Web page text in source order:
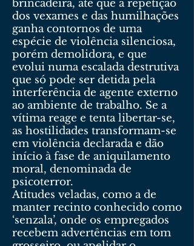
brincadeira, até que a repetição
dos vexames e das humilhações
ganha contornos de uma
espécie de violência silenciosa,
porém demolidora, e que
evolui numa escalada destrutiva
que só pode ser detida pela
interferência de agente externo
ao ambiente de trabalho. Se a
vítima reage e tenta libertar-se,
as hostilidades transformam-se
em violência declarada e dão
início à fase de aniquilamento
moral, denominada de
psicoterror.
Atitudes veladas, como a de
manter recinto conhecido como
‘senzala’, onde os empregados
recebem advertências em tom